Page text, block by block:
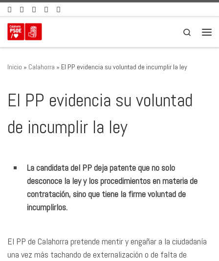
Saltar al contenido
Search
Inicio » Calahorra » El PP evidencia su voluntad de incumplir la ley
El PP evidencia su voluntad
de incumplir la ley
La candidata del PP deja patente que no solo
desconoce la ley y los procedimientos en materia de
contratación, sino que tiene la firme voluntad de
incumplirlos.
El PP de Calahorra pretende mentir y engañar a la ciudadanía
una vez más tachando de externalización o de falta de